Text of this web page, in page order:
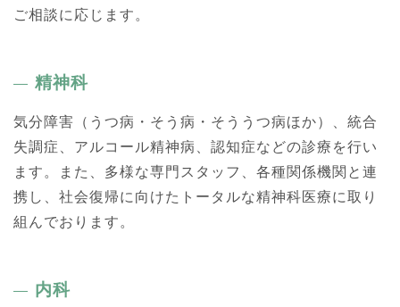
ご相談に応じます。
精神科
気分障害（うつ病・そう病・そううつ病ほか）、統合
失調症、アルコール精神病、認知症などの診療を行い
ます。また、多様な専門スタッフ、各種関係機関と連
携し、社会復帰に向けたトータルな精神科医療に取り
組んでおります。
内科